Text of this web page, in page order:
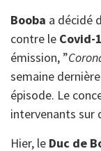
Booba a décidé
contre le Covid-
émission, ”
semaine
épisode. Le
intervenants sur
Hier, le Duc de